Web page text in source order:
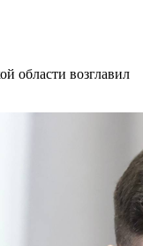
области возглавил